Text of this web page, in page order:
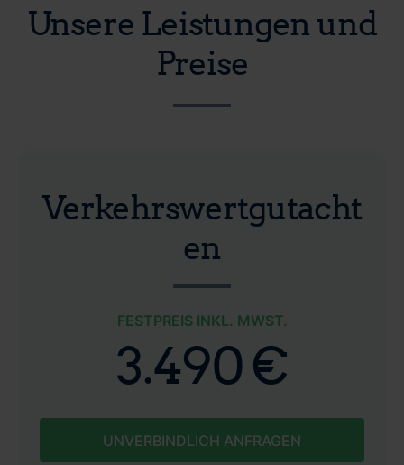
Unsere Leistungen und
Preise
Verkehrswertgutacht
en
FESTPREIS INKL. MWST.
3.490 €
UNVERBINDLICH ANFRAGEN